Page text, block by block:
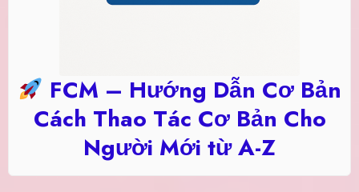
FCM – Hướng Dẫn Cơ Bản
Cách Thao Tác Cơ Bản Cho
Người Mới từ A-Z